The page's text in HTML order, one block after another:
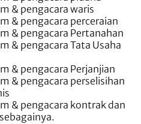
& pengacara waris
& pengacara perceraian
& pengacara Pertanahan
& pengacara Tata Usaha
& pengacara Perjanjian
& pengacara perselisihan
& pengacara kontrak dan